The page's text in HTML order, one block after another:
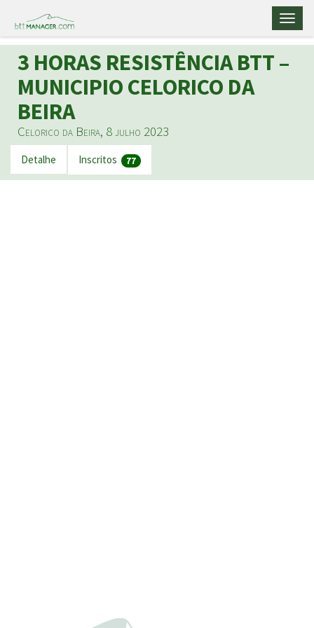
3 HORAS RESISTÊNCIA BTT –
MUNICIPIO CELORICO DA
BEIRA
Celorico da Beira, 8 julho 2023
Detalhe Inscritos 77